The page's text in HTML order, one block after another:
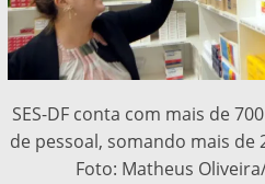
SES-DF conta com mais de
de pessoal, somando mais de
Foto: Matheus